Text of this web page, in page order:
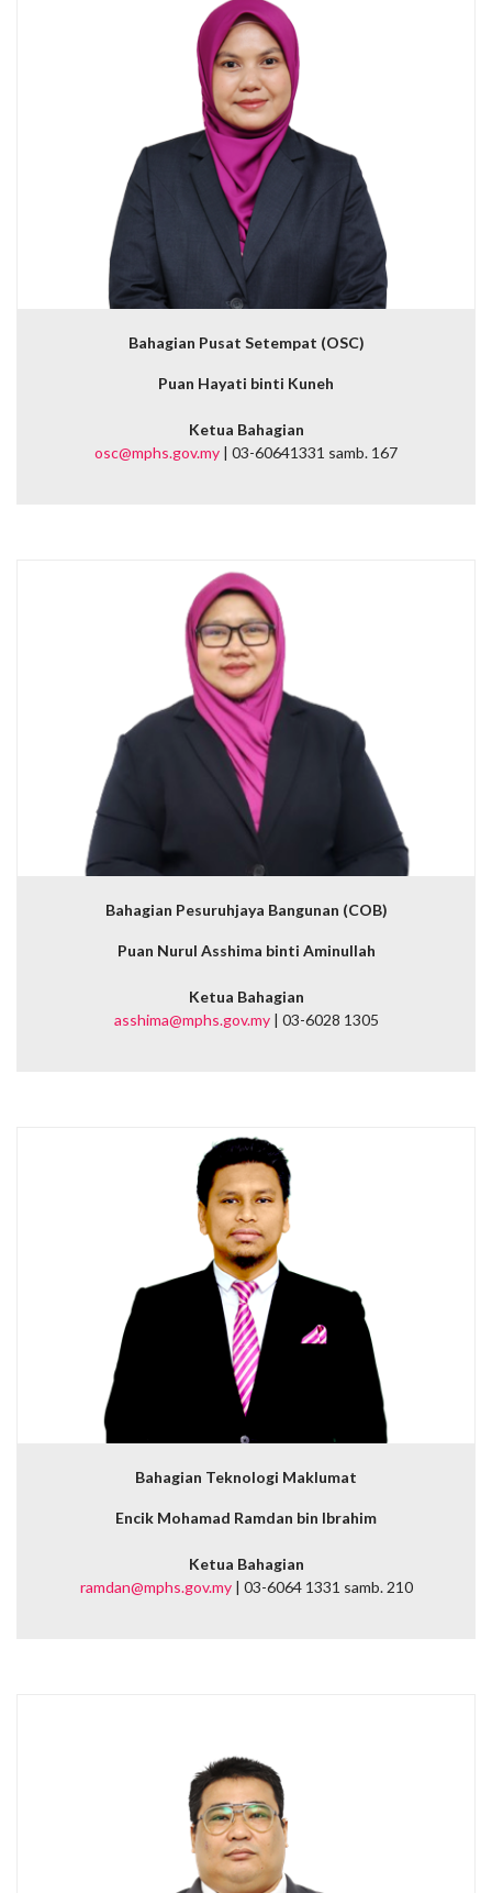
Bahagian Pusat Setempat (OSC)
Puan Hayati binti Kuneh
Ketua Bahagian
osc@mphs.gov.my | 03-60641331 samb. 167
Bahagian Pesuruhjaya Bangunan (COB)
Puan Nurul Asshima binti Aminullah
Ketua Bahagian
asshima@mphs.gov.my| 03-6028 1305
Bahagian Teknologi Maklumat
Encik Mohamad Ramdan bin Ibrahim
Ketua Bahagian
ramdan@mphs.gov.my| 03-6064 1331 samb. 210